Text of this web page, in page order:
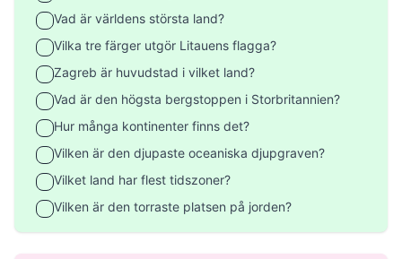
Vad är världens största land?
Vilka tre färger utgör Litauens flagga?
Zagreb är huvudstad i vilket land?
Vad är den högsta bergstoppen i Storbritannien?
Hur många kontinenter finns det?
Vilken är den djupaste oceaniska djupgraven?
Vilket land har flest tidszoner?
Vilken är den torraste platsen på jorden?